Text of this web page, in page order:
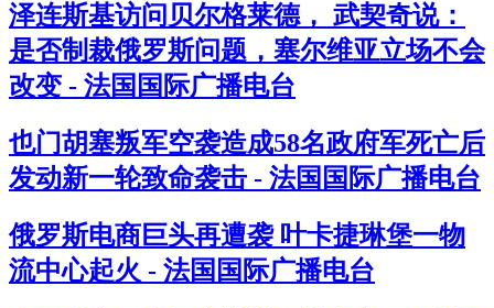
泽连斯基访问贝尔格莱德， 武契奇说：
是否制裁俄罗斯问题，塞尔维亚立场不会
改变 - 法国国际广播电台
也门胡塞叛军空袭造成58名政府军死亡后
发动新一轮致命袭击 - 法国国际广播电台
俄罗斯电商巨头再遭袭 叶卡捷琳堡一物
流中心起火 - 法国国际广播电台